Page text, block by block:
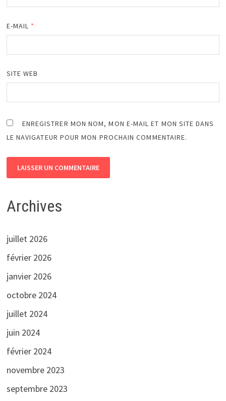
E-MAIL *
SITE WEB
ENREGISTRER MON NOM, MON E-MAIL ET MON SITE DANS
LE NAVIGATEUR POUR MON PROCHAIN COMMENTAIRE.
Archives
juillet 2026
février 2026
janvier 2026
octobre 2024
juillet 2024
juin 2024
février 2024
novembre 2023
septembre 2023